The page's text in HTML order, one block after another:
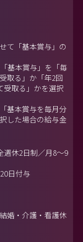
て「基本賞与」の
基本賞与」を「毎
取る」か「年2回
受取る」かを選択
基本賞与を毎月分
した場合の給与金
週休2日制／月8～9
日付与
婚・介護・看護休